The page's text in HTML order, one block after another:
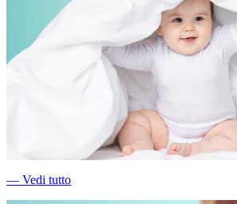
― Vedi tutto